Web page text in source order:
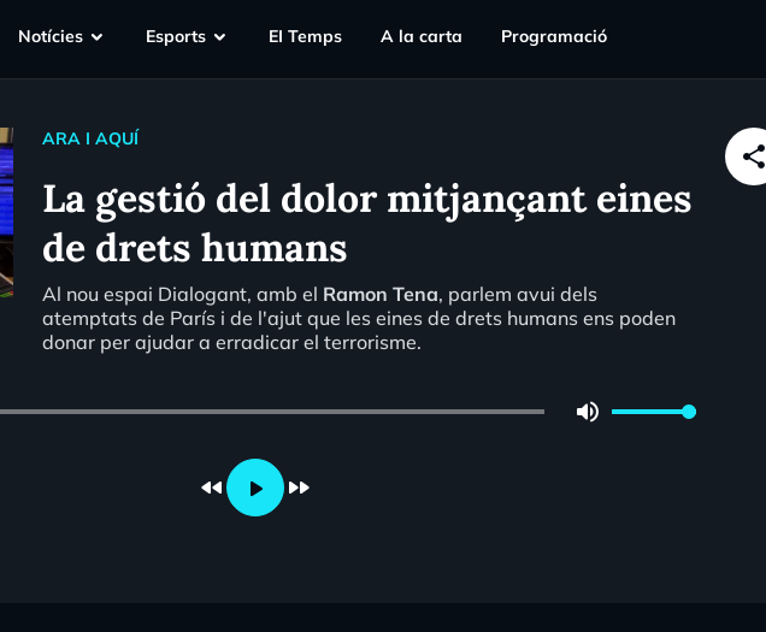
Notícies Esports EI Temps A la carta Programació
ARA I AQUÍ
La gestió del dolor mitjançant eines
de drets humans
Al nou espai Dialogant, amb el Ramon Tena, parlem avui dels
atemptats de París i de l'ajut que les eines de drets humans ens poden
donar per ajudar a erradicar el terrorisme.
volume_up
fast_rewind play_arrow fast_forward
share